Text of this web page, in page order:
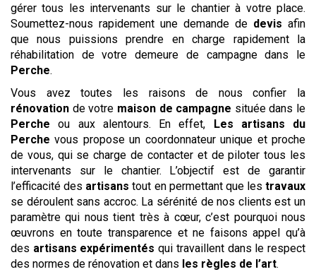
gérer tous les intervenants sur le chantier à votre place.
Soumettez-nous rapidement une demande de devis afin
que nous puissions prendre en charge rapidement la
réhabilitation de votre demeure de campagne dans le
Perche.
Vous avez toutes les raisons de nous confier la
rénovation de votre maison de campagne située dans le
Percheou aux alentours. En effet, Les artisans du
Perche vous propose un coordonnateur unique et proche
de vous, qui se charge de contacter et de piloter tous les
intervenants sur le chantier. L’objectif est de garantir
l’efficacité des artisans tout en permettant que les travaux
se déroulent sans accroc. La sérénité de nos clients est un
paramètre qui nous tient très à cœur, c’est pourquoi nous
œuvrons en toute transparence et ne faisons appel qu’à
des artisans expérimentés qui travaillent dans le respect
des normes de rénovation et dans les règles de l’art.